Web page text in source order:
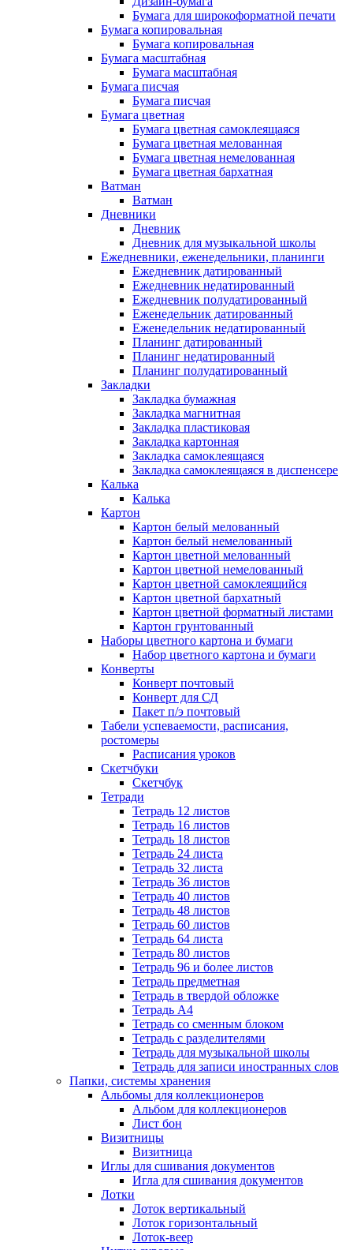
Бумага для широкоформатной печати
Бумага копировальная
Бумага копировальная
Бумага масштабная
Бумага масштабная
Бумага писчая
Бумага писчая
Бумага цветная
Бумага цветная самоклеящаяся
Бумага цветная мелованная
Бумага цветная немелованная
Бумага цветная бархатная
Ватман
Ватман
Дневники
Дневник
Дневник для музыкальной школы
Ежедневники, еженедельники, планинги
Ежедневник датированный
Ежедневник недатированный
Ежедневник полудатированный
Еженедельник датированный
Еженедельник недатированный
Планинг датированный
Планинг недатированный
Планинг полудатированный
Закладки
Закладка бумажная
Закладка магнитная
Закладка пластиковая
Закладка картонная
Закладка самоклеящаяся
Закладка самоклеящаяся в диспенсере
Калька
Калька
Картон
Картон белый мелованный
Картон белый немелованный
Картон цветной мелованный
Картон цветной немелованный
Картон цветной самоклеящийся
Картон цветной бархатный
Картон цветной форматный листами
Картон грунтованный
Наборы цветного картона и бумаги
Набор цветного картона и бумаги
Конверты
Конверт почтовый
Конверт для СД
Пакет п/э почтовый
Табели успеваемости, расписания,
ростомеры
Расписания уроков
Скетчбуки
Скетчбук
Тетради
Тетрадь 12 листов
Тетрадь 16 листов
Тетрадь 18 листов
Тетрадь 24 листа
Тетрадь 32 листа
Тетрадь 36 листов
Тетрадь 40 листов
Тетрадь 48 листов
Тетрадь 60 листов
Тетрадь 64 листа
Тетрадь 80 листов
Тетрадь 96 и более листов
Тетрадь предметная
Тетрадь в твердой обложке
Тетрадь А4
Тетрадь со сменным блоком
Тетрадь с разделителями
Тетрадь для музыкальной школы
Тетрадь для записи иностранных слов
Папки, системы хранения
Альбомы для коллекционеров
Альбом для коллекционеров
Лист бон
Визитницы
Визитница
Иглы для сшивания документов
Игла для сшивания документов
Лотки
Лоток вертикальный
Лоток горизонтальный
Лоток-веер